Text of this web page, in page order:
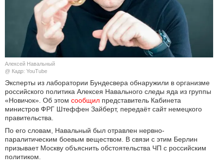
КУЛЬТУРА
НАУКА
СПОРТ
АВТО И МОТО
ЭГОИЗМ
БЛОГ
Алексей Навальный
@ Кадр: YouTube
Эксперты из лаборатории Бундесвера обнаружили в организме
российского политика Алексея Навального следы яда из группы
«Новичок». Об этом сообщил представитель Кабинета
министров ФРГ Штеффен Зайберт, передаёт сайт немецкого
правительства.
По его словам, Навальный был отравлен нервно-
паралитическим боевым веществом. В связи с этим Берлин
призывает Москву объяснить обстоятельства ЧП с российским
политиком.